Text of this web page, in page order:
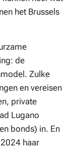
het Brussels
de
Zulke
en vereisen
private
Lugano
bonds) in. En
haar